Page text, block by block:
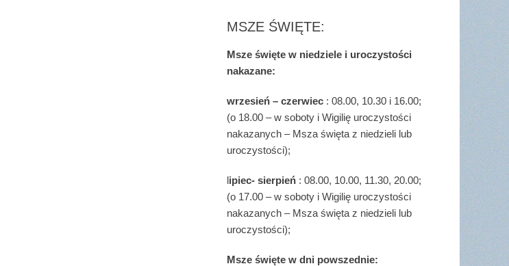
MSZE ŚWIĘTE:
Msze święte w niedziele i uroczystości
nakazane:
wrzesień – czerwiec : 08.00, 10.30 i 16.00;
(o 18.00 – w soboty i Wigilię uroczystości
nakazanych – Msza święta z niedzieli lub
uroczystości);
lipiec- sierpień : 08.00, 10.00, 11.30, 20.00;
(o 17.00 – w soboty i Wigilię uroczystości
nakazanych – Msza święta z niedzieli lub
uroczystości);
Msze święte w dni powszednie: